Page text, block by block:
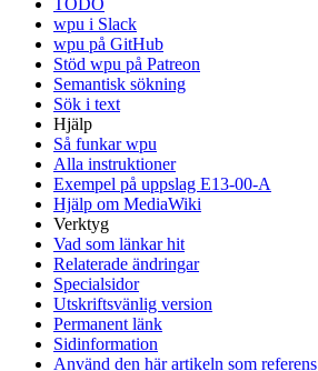
TODO
wpu i Slack
wpu på GitHub
Stöd wpu på Patreon
Semantisk sökning
Sök i text
Hjälp
Så funkar wpu
Alla instruktioner
Exempel på uppslag E13-00-A
Hjälp om MediaWiki
Verktyg
Vad som länkar hit
Relaterade ändringar
Specialsidor
Utskriftsvänlig version
Permanent länk
Sidinformation
Använd den här artikeln som referens